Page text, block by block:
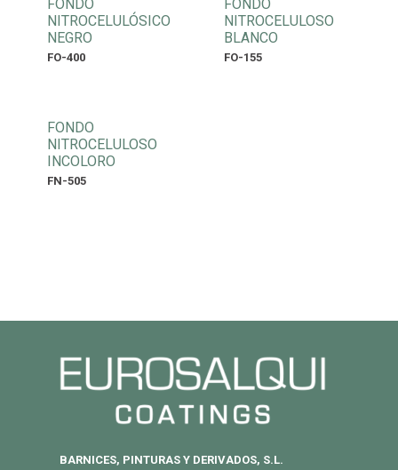
FONDO
NITROCELULÓSICO
NEGRO
FO-400
FONDO
NITROCELULOSO
BLANCO
FO-155
FONDO
NITROCELULOSO
INCOLORO
FN-505
BARNICES, PINTURAS Y DERIVADOS, S.L.